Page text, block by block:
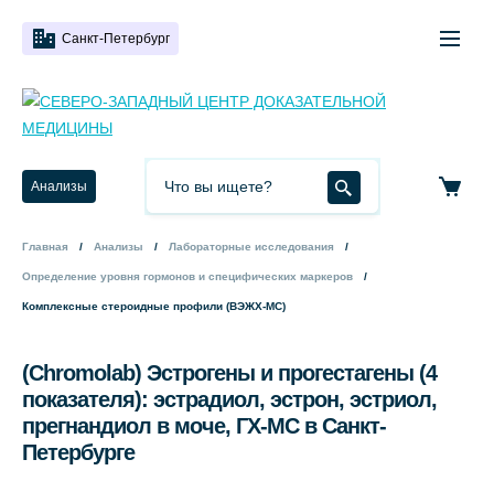
Санкт-Петербург
Анализы
Главная Анализы Лабораторные исследования
Определение уровня гормонов и специфических маркеров
Комплексные стероидные профили (ВЭЖХ-МС)
(Chromolab) Эстрогены и прогестагены (4
показателя): эстрадиол, эстрон, эстриол,
прегнандиол в моче, ГХ-МС в Санкт-
Петербурге